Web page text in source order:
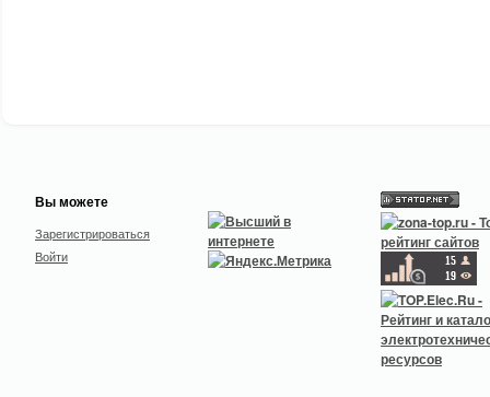
Вы можете
Зарегистрироваться
Войти